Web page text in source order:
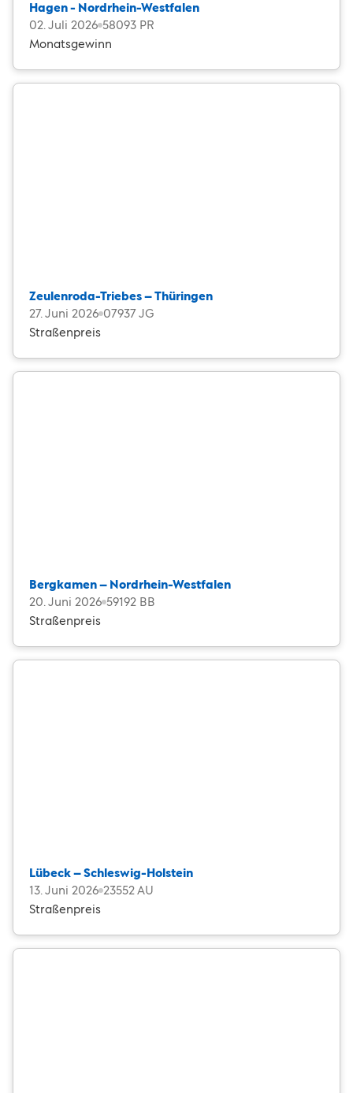
Hagen - Nordrhein-Westfalen
02. Juli 2026 58093 PR
Monatsgewinn
Zeulenroda-Triebes – Thüringen
27. Juni 2026 07937 JG
Straßenpreis
Bergkamen – Nordrhein-Westfalen
20. Juni 2026 59192 BB
Straßenpreis
Lübeck – Schleswig-Holstein
13. Juni 2026 23552 AU
Straßenpreis